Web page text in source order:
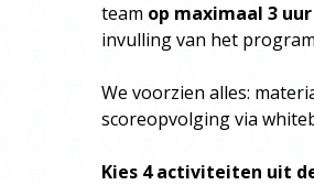
team op maximaal 3
invulling van het
We voorzien alles:
scoreopvolging via
Kies 4 activiteiten uit